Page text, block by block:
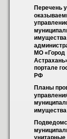
Перечень
имущества
МО «Город
портале
РФ
Планы
имущества